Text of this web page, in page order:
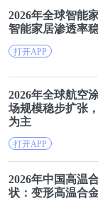
无论是私有化
后果是医疗费
诊而不能就诊
出院，从而在
应。另外，由
源都聚集在城
果导致城乡之
是医疗不公平
2026年全球智能
智能家居渗透率
打开APP
2026年全球航空
场规模稳步扩张
为主
打开APP
2026年中国高温
状 ：变形高温合